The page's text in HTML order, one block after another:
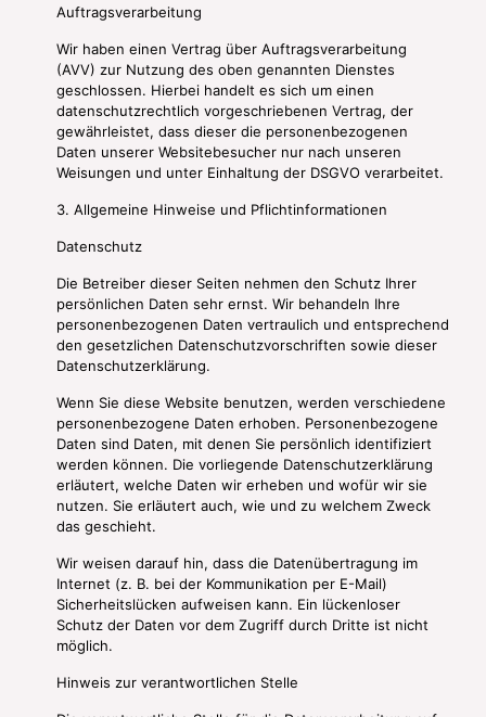
Auftragsverarbeitung
Wir haben einen Vertrag über Auftragsverarbeitung
(AVV) zur Nutzung des oben genannten Dienstes
geschlossen. Hierbei handelt es sich um einen
datenschutzrechtlich vorgeschriebenen Vertrag, der
gewährleistet, dass dieser die personenbezogenen
Daten unserer Websitebesucher nur nach unseren
Weisungen und unter Einhaltung der DSGVO verarbeitet.
3. Allgemeine Hinweise und Pflicht­informationen
Datenschutz
Die Betreiber dieser Seiten nehmen den Schutz Ihrer
persönlichen Daten sehr ernst. Wir behandeln Ihre
personenbezogenen Daten vertraulich und entsprechend
den gesetzlichen Datenschutzvorschriften sowie dieser
Datenschutzerklärung.
Wenn Sie diese Website benutzen, werden verschiedene
personenbezogene Daten erhoben. Personenbezogene
Daten sind Daten, mit denen Sie persönlich identifiziert
werden können. Die vorliegende Datenschutzerklärung
erläutert, welche Daten wir erheben und wofür wir sie
nutzen. Sie erläutert auch, wie und zu welchem Zweck
das geschieht.
Wir weisen darauf hin, dass die Datenübertragung im
Internet (z. B. bei der Kommunikation per E-Mail)
Sicherheitslücken aufweisen kann. Ein lückenloser
Schutz der Daten vor dem Zugriff durch Dritte ist nicht
möglich.
Hinweis zur verantwortlichen Stelle